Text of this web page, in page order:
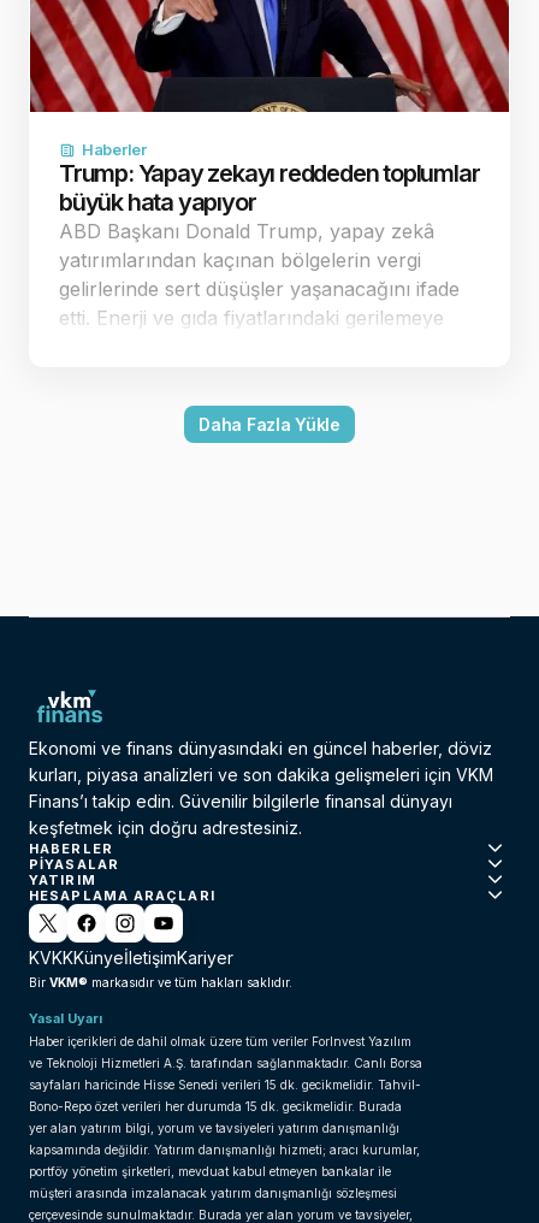
Haberler
Trump: Yapay zekayı reddeden toplumlar
büyük hata yapıyor
ABD Başkanı Donald Trump, yapay zekâ
yatırımlarından kaçınan bölgelerin vergi
gelirlerinde sert düşüşler yaşanacağını ifade
etti. Enerji ve gıda fiyatlarındaki gerilemeye
Daha Fazla Yükle
Ekonomi ve finans dünyasındaki en güncel haberler, döviz
kurları, piyasa analizleri ve son dakika gelişmeleri için VKM
Finans’ı takip edin. Güvenilir bilgilerle finansal dünyayı
keşfetmek için doğru adrestesiniz.
HABERLER
PIYASALAR
YATIRIM
HESAPLAMA ARAÇLARI
KVKKKünyeİletişimKariyer
Bir VKM® markasıdır ve tüm hakları saklıdır.
Yasal Uyarı
Haber içerikleri de dahil olmak üzere tüm veriler ForInvest Yazılım
ve Teknoloji Hizmetleri A.Ş. tarafından sağlanmaktadır. Canlı Borsa
sayfaları haricinde Hisse Senedi verileri 15 dk. gecikmelidir. Tahvil-
Bono-Repo özet verileri her durumda 15 dk. gecikmelidir. Burada
yer alan yatırım bilgi, yorum ve tavsiyeleri yatırım danışmanlığı
kapsamında değildir. Yatırım danışmanlığı hizmeti; aracı kurumlar,
portföy yönetim şirketleri, mevduat kabul etmeyen bankalar ile
müşteri arasında imzalanacak yatırım danışmanlığı sözleşmesi
çerçevesinde sunulmaktadır. Burada yer alan yorum ve tavsiyeler,